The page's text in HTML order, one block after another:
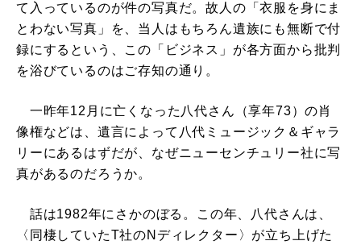
て入っているのが件の写真だ。故人の「衣服を身にま
とわない写真」を、当人はもちろん遺族にも無断で付
録にするという、この「ビジネス」が各方面から批判
を浴びているのはご存知の通り。
一昨年12月に亡くなった八代さん（享年73）の肖
像権などは、遺言によって八代ミュージック＆ギャラ
リーにあるはずだが、なぜニューセンチュリー社に写
真があるのだろうか。
話は1982年にさかのぼる。この年、八代さんは、
〈同棲していたT社のNディレクター〉が立ち上げた